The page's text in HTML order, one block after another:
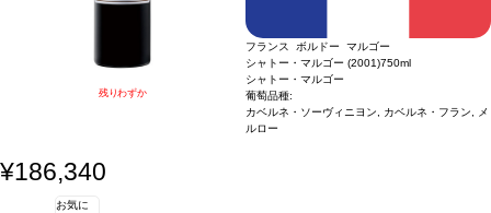
残りわずか
フランス ボルドー マルゴー
シャトー・マルゴー (2001)750ml
シャトー・マルゴー
葡萄品種:
カベルネ・ソーヴィニヨン, カベルネ・フラン, メ
ルロー
¥186,340
お気に